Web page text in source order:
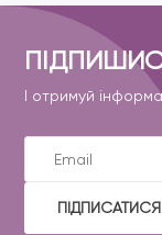
І отримуй
ПІДПИСАТИСЯ